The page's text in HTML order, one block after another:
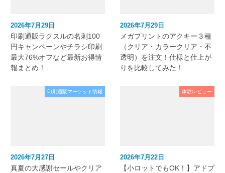
2026年7月29日
印刷通販ラクスルの名刺100
円キャンペーンやチラシ印刷
最大76%オフなど最新お得情
報まとめ！
2026年7月29日
メガプリントのアクキー３種
（クリア・カラークリア・不
透明）を注文！仕様と仕上が
りを比較してみた！
印刷通販マーケット情報
2026年7月27日
真夏の大感謝セールやクリア
体験レビュー
2026年7月22日
【小ロットでもOK！】アドプ